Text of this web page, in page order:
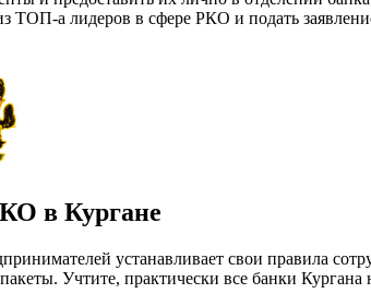
ТОП-а лидеров в сфере РКО и подать
в Кургане
устанавливает свои правила
Учтите, практически все банки